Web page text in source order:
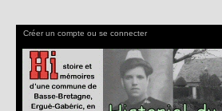
Créer un compte ou se connecter